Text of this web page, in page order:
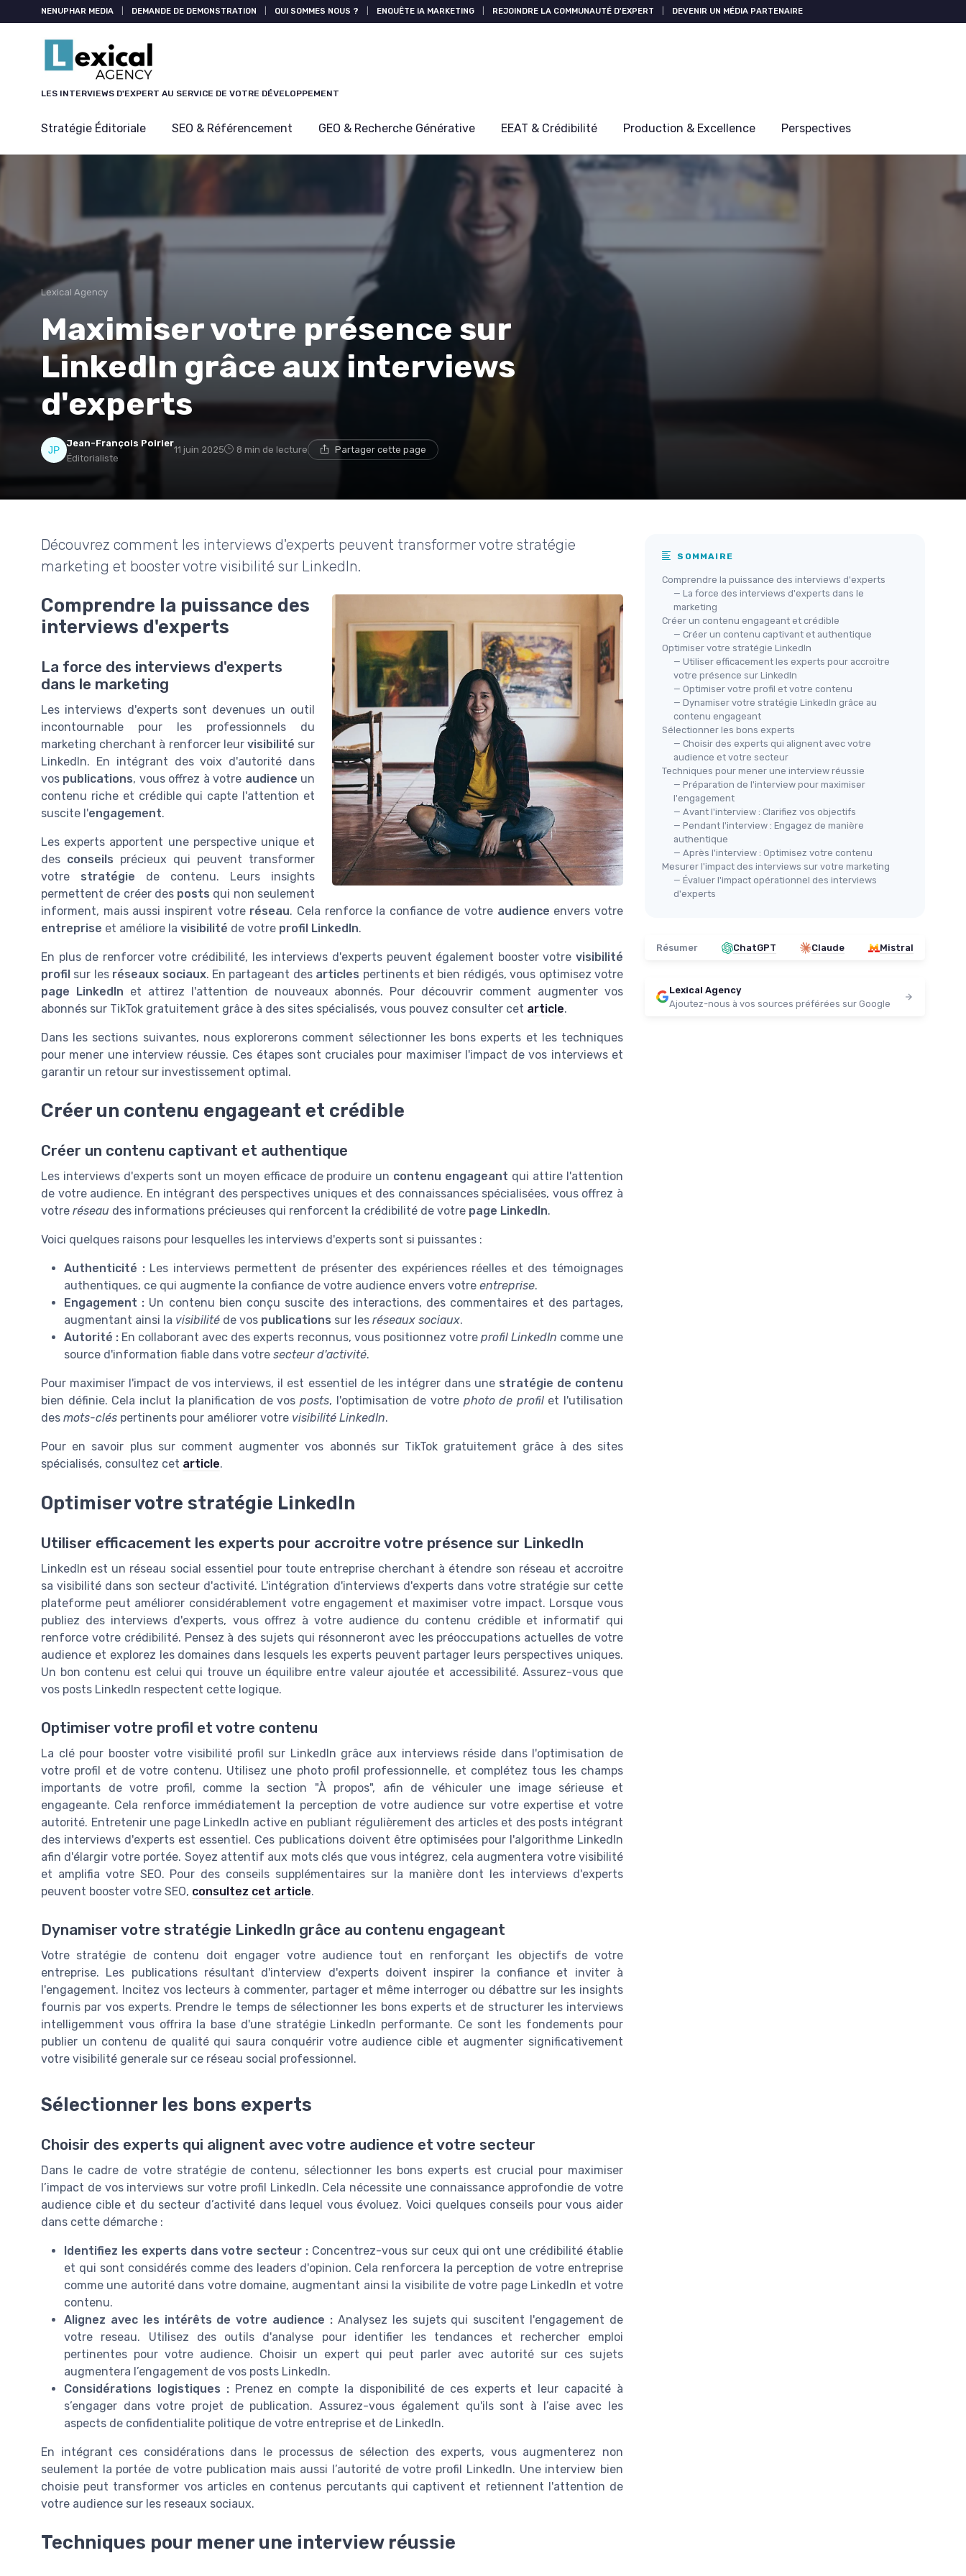
NENUPHAR MEDIA DEMANDE DE DEMONSTRATION QUI SOMMES NOUS ? ENQUÊTE IA MARKETING REJOINDRE LA COMMUNAUTÉ D'EXPERT DEVENIR UN MÉDIA PARTENAIRE
LES INTERVIEWS D'EXPERT AU SERVICE DE VOTRE DÉVELOPPEMENT
Stratégie Éditoriale SEO & Référencement GEO & Recherche Générative EEAT & Crédibilité Production & Excellence Perspectives
Lexical Agency
Maximiser votre présence sur
LinkedIn grâce aux interviews
d'experts
Jean-François Poirier
Éditorialiste
11 juin 2025 8 min de lecture Partager cette page
Découvrez comment les interviews d'experts peuvent transformer votre stratégie
marketing et booster votre visibilité sur LinkedIn.
Comprendre la puissance des
interviews d'experts
La force des interviews d'experts
dans le marketing
Les interviews d'experts sont devenues un outil
incontournable pour les professionnels du
marketing cherchant à renforcer leur visibilité sur
LinkedIn. En intégrant des voix d'autorité dans
vos publications, vous offrez à votre audience un
contenu riche et crédible qui capte l'attention et
suscite l'engagement.
Les experts apportent une perspective unique et
des conseils précieux qui peuvent transformer
votre stratégie de contenu. Leurs insights
permettent de créer des posts qui non seulement
informent, mais aussi inspirent votre réseau. Cela renforce la confiance de votre audience envers votre
entreprise et améliore la visibilité de votre profil LinkedIn.
En plus de renforcer votre crédibilité, les interviews d'experts peuvent également booster votre visibilité
profil sur les réseaux sociaux. En partageant des articles pertinents et bien rédigés, vous optimisez votre
page LinkedIn et attirez l'attention de nouveaux abonnés. Pour découvrir comment augmenter vos
abonnés sur TikTok gratuitement grâce à des sites spécialisés, vous pouvez consulter cet article.
Dans les sections suivantes, nous explorerons comment sélectionner les bons experts et les techniques
pour mener une interview réussie. Ces étapes sont cruciales pour maximiser l'impact de vos interviews et
garantir un retour sur investissement optimal.
Créer un contenu engageant et crédible
Créer un contenu captivant et authentique
Les interviews d'experts sont un moyen efficace de produire un contenu engageant qui attire l'attention
de votre audience. En intégrant des perspectives uniques et des connaissances spécialisées, vous offrez à
votre réseau des informations précieuses qui renforcent la crédibilité de votre page LinkedIn.
Voici quelques raisons pour lesquelles les interviews d'experts sont si puissantes :
Authenticité :Les interviews permettent de présenter des expériences réelles et des témoignages
authentiques, ce qui augmente la confiance de votre audience envers votre entreprise.
Engagement : Un contenu bien conçu suscite des interactions, des commentaires et des partages,
augmentant ainsi la visibilité de vos publications sur les réseaux sociaux.
Autorité : En collaborant avec des experts reconnus, vous positionnez votre profil LinkedIn comme une
source d'information fiable dans votre secteur d'activité.
Pour maximiser l'impact de vos interviews, il est essentiel de les intégrer dans une stratégie de contenu
bien définie. Cela inclut la planification de vos posts, l'optimisation de votre photo de profilet l'utilisation
des mots-clés pertinents pour améliorer votre visibilité LinkedIn.
Pour en savoir plus sur comment augmenter vos abonnés sur TikTok gratuitement grâce à des sites
spécialisés, consultez cet article.
Optimiser votre stratégie LinkedIn
Utiliser efficacement les experts pour accroitre votre présence sur LinkedIn
LinkedIn est un réseau social essentiel pour toute entreprise cherchant à étendre son réseau et accroitre
sa visibilité dans son secteur d'activité. L'intégration d'interviews d'experts dans votre stratégie sur cette
plateforme peut améliorer considérablement votre engagement et maximiser votre impact. Lorsque vous
publiez des interviews d'experts, vous offrez à votre audience du contenu crédible et informatif qui
renforce votre crédibilité. Pensez à des sujets qui résonneront avec les préoccupations actuelles de votre
audience et explorez les domaines dans lesquels les experts peuvent partager leurs perspectives uniques.
Un bon contenu est celui qui trouve un équilibre entre valeur ajoutée et accessibilité. Assurez-vous que
vos posts LinkedIn respectent cette logique.
Optimiser votre profil et votre contenu
La clé pour booster votre visibilité profil sur LinkedIn grâce aux interviews réside dans l'optimisation de
votre profil et de votre contenu. Utilisez une photo profil professionnelle, et complétez tous les champs
importants de votre profil, comme la section "À propos", afin de véhiculer une image sérieuse et
engageante. Cela renforce immédiatement la perception de votre audience sur votre expertise et votre
autorité. Entretenir une page LinkedIn active en publiant régulièrement des articles et des posts intégrant
des interviews d'experts est essentiel. Ces publications doivent être optimisées pour l'algorithme LinkedIn
afin d'élargir votre portée. Soyez attentif aux mots clés que vous intégrez, cela augmentera votre visibilité
et amplifia votre SEO. Pour des conseils supplémentaires sur la manière dont les interviews d'experts
peuvent booster votre SEO, consultez cet article.
Dynamiser votre stratégie LinkedIn grâce au contenu engageant
Votre stratégie de contenu doit engager votre audience tout en renforçant les objectifs de votre
entreprise. Les publications résultant d'interview d'experts doivent inspirer la confiance et inviter à
l'engagement. Incitez vos lecteurs à commenter, partager et même interroger ou débattre sur les insights
fournis par vos experts. Prendre le temps de sélectionner les bons experts et de structurer les interviews
intelligemment vous offrira la base d'une stratégie LinkedIn performante. Ce sont les fondements pour
publier un contenu de qualité qui saura conquérir votre audience cible et augmenter significativement
votre visibilité generale sur ce réseau social professionnel.
Sélectionner les bons experts
Choisir des experts qui alignent avec votre audience et votre secteur
Dans le cadre de votre stratégie de contenu, sélectionner les bons experts est crucial pour maximiser
l’impact de vos interviews sur votre profil LinkedIn. Cela nécessite une connaissance approfondie de votre
audience cible et du secteur d’activité dans lequel vous évoluez. Voici quelques conseils pour vous aider
dans cette démarche :
Identifiez les experts dans votre secteur : Concentrez-vous sur ceux qui ont une crédibilité établie
et qui sont considérés comme des leaders d'opinion. Cela renforcera la perception de votre entreprise
comme une autorité dans votre domaine, augmentant ainsi la visibilite de votre page LinkedIn et votre
contenu.
Alignez avec les intérêts de votre audience : Analysez les sujets qui suscitent l'engagement de
votre reseau. Utilisez des outils d'analyse pour identifier les tendances et rechercher emploi
pertinentes pour votre audience. Choisir un expert qui peut parler avec autorité sur ces sujets
augmentera l’engagement de vos posts LinkedIn.
Considérations logistiques :Prenez en compte la disponibilité de ces experts et leur capacité à
s’engager dans votre projet de publication. Assurez-vous également qu'ils sont à l’aise avec les
aspects de confidentialite politique de votre entreprise et de LinkedIn.
En intégrant ces considérations dans le processus de sélection des experts, vous augmenterez non
seulement la portée de votre publication mais aussi l’autorité de votre profil LinkedIn. Une interview bien
choisie peut transformer vos articles en contenus percutants qui captivent et retiennent l'attention de
votre audience sur les reseaux sociaux.
Techniques pour mener une interview réussie
SOMMAIRE
Comprendre la puissance des interviews d'experts
— La force des interviews d'experts dans le
marketing
Créer un contenu engageant et crédible
— Créer un contenu captivant et authentique
Optimiser votre stratégie LinkedIn
— Utiliser efficacement les experts pour accroitre
votre présence sur LinkedIn
— Optimiser votre profil et votre contenu
— Dynamiser votre stratégie LinkedIn grâce au
contenu engageant
Sélectionner les bons experts
— Choisir des experts qui alignent avec votre
audience et votre secteur
Techniques pour mener une interview réussie
— Préparation de l'interview pour maximiser
l'engagement
— Avant l'interview : Clarifiez vos objectifs
— Pendant l'interview : Engagez de manière
authentique
— Après l'interview : Optimisez votre contenu
Mesurer l'impact des interviews sur votre marketing
— Évaluer l'impact opérationnel des interviews
d'experts
Résumer ChatGPT Claude Mistral
Lexical Agency
Ajoutez-nous à vos sources préférées sur Google
Panneau de gestion des cookies